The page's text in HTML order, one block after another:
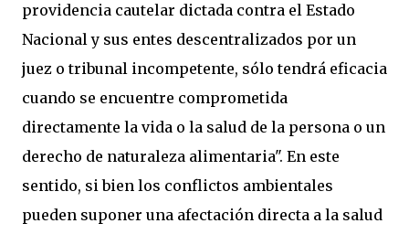
providencia cautelar dictada contra el Estado
Nacional y sus entes descentralizados por un
juez o tribunal incompetente, sólo tendrá eficacia
cuando se encuentre comprometida
directamente la vida o la salud de la persona o un
derecho de naturaleza alimentaria". En este
sentido, si bien los conflictos ambientales
pueden suponer una afectación directa a la salud